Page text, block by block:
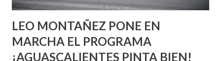
LEO MONTAÑEZ PONE EN
MARCHA EL PROGRAMA
¡AGUASCALIENTES PINTA BIEN!